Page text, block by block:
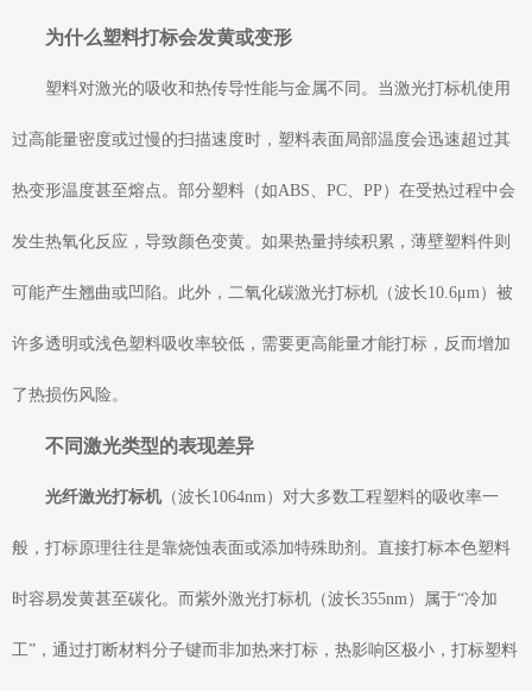
为什么塑料打标会发黄或变形
塑料对激光的吸收和热传导性能与金属不同。当激光打标机使用
过高能量密度或过慢的扫描速度时，塑料表面局部温度会迅速超过其
热变形温度甚至熔点。部分塑料（如ABS、PC、PP）在受热过程中会
发生热氧化反应，导致颜色变黄。如果热量持续积累，薄壁塑料件则
可能产生翘曲或凹陷。此外，二氧化碳激光打标机（波长10.6μm）被
许多透明或浅色塑料吸收率较低，需要更高能量才能打标，反而增加
了热损伤风险。
不同激光类型的表现差异
光纤激光打标机 （波长1064nm）对大多数工程塑料的吸收率一
般，打标原理往往是靠烧蚀表面或添加特殊助剂。直接打标本色塑料
时容易发黄甚至碳化。而紫外激光打标机（波长355nm）属于“冷加
工”，通过打断材料分子键而非加热来打标，热影响区极小，打标塑料